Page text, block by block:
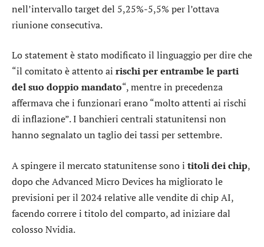
nell’intervallo target del 5,25%-5,5% per l’ottava
riunione consecutiva.
Lo statement è stato modificato il linguaggio per dire che
“il comitato è attento ai rischi per entrambe le parti
del suo doppio mandato“, mentre in precedenza
affermava che i funzionari erano “molto attenti ai rischi
di inflazione”. I banchieri centrali statunitensi non
hanno segnalato un taglio dei tassi per settembre.
A spingere il mercato statunitense sono i titoli dei chip,
dopo cheAdvanced Micro Devices ha migliorato le
previsioni per il 2024 relative alle vendite di chip AI,
facendo correre i titolo del comparto, ad iniziare dal
colossoNvidia.